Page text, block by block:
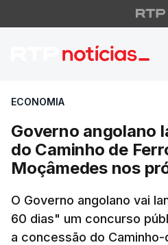
Governo
ECONOMIA
Governo angolano
do Caminho de
Moçâmedes nos
O Governo angolano vai
60 dias" um concurso
a concessão do